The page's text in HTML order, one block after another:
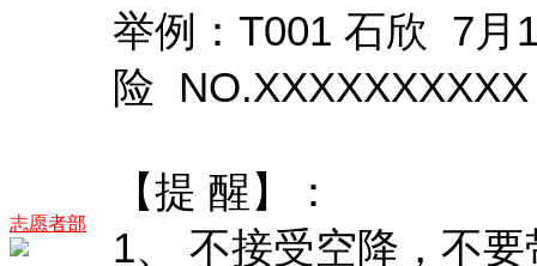
志愿者部
举例： T001 石欣 7月
险 NO.XXXXXXXXXX
【提 醒】：
1、
不接受空降，不